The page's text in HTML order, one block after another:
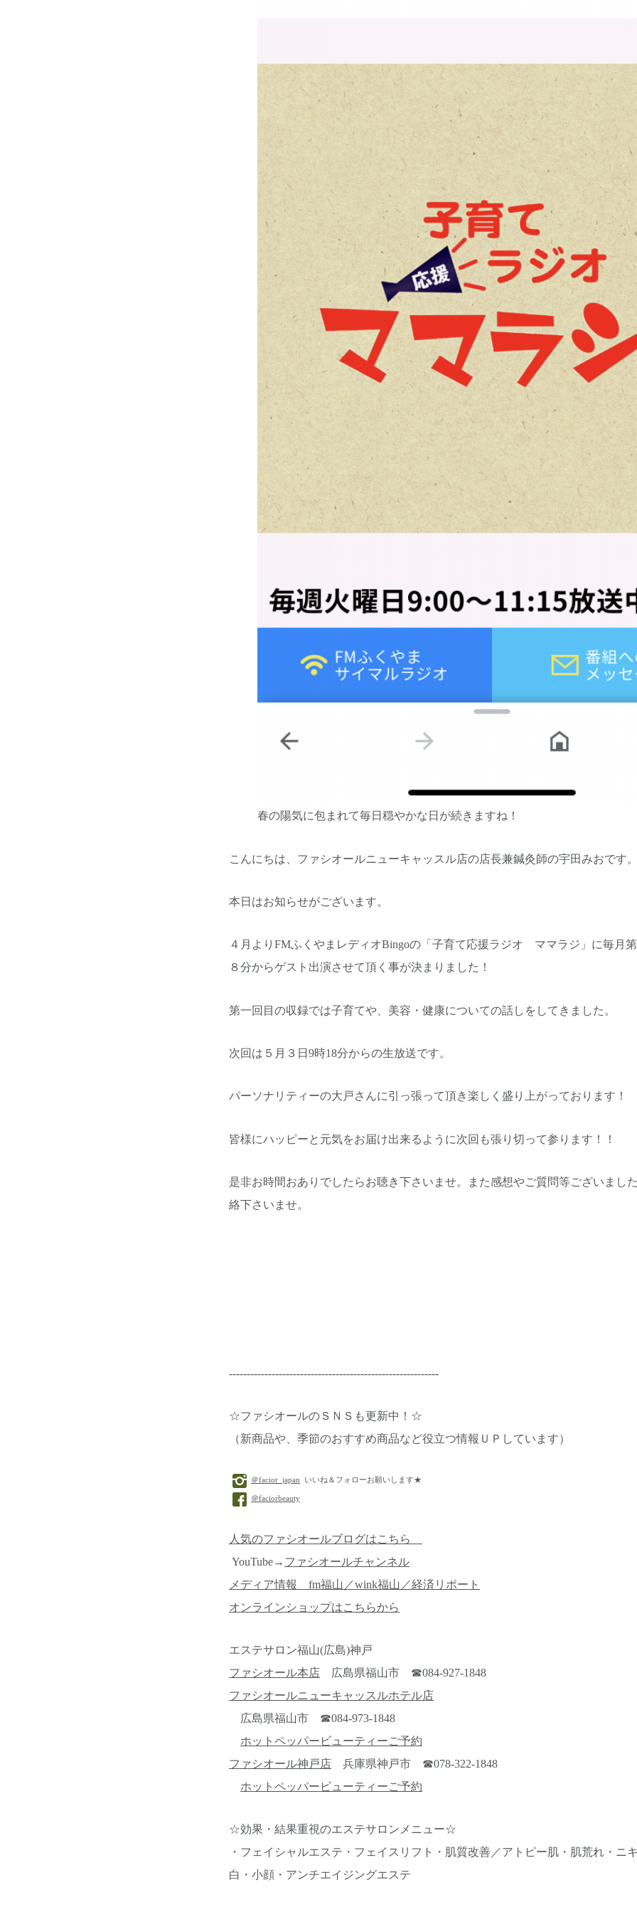
春の陽気に包まれて毎日穏やかな日が続きますね！
こんにちは、ファシオールニューキャッスル店の店長兼鍼灸師の宇田みおです。
本日はお知らせがございます。
４月よりFMふくやまレディオBingoの「子育て応援ラジオ ママラジ」に毎月
８分からゲスト出演させて頂く事が決まりました！
第一回目の収録では子育てや、美容・健康についての話しをしてきました。
次回は５月３日9時18分からの生放送です。
パーソナリティーの大戸さんに引っ張って頂き楽しく盛り上がっております！
皆様にハッピーと元気をお届け出来るように次回も張り切って参ります！！
是非お時間おありでしたらお聴き下さいませ。また感想やご質問等ございまし
絡下さいませ。
-----------------------------------------------------------
☆ファシオールのＳＮＳも更新中！☆
（新商品や、季節のおすすめ商品など役立つ情報ＵＰしています）
＠facior_japan いいね＆フォローお願いします★
＠faciorbeauty
人気のファシオールブログはこちら
YouTube→ ファシオールチャンネル
メディア情報 fm福山／wink福山／経済リポート
オンラインショップはこちらから
エステサロン福山(広島)神戸
ファシオール本店 広島県福山市 ☎084-927-1848
ファシオールニューキャッスルホテル店
広島県福山市 ☎084-973-1848
ホットペッパービューティーご予約
ファシオール神戸店 兵庫県神戸市 ☎078-322-1848
ホットペッパービューティーご予約
☆効果・結果重視のエステサロンメニュー☆
・フェイシャルエステ・フェイスリフト・肌質改善／アトピー肌・肌荒れ・ニ
白・小顔・アンチエイジングエステ